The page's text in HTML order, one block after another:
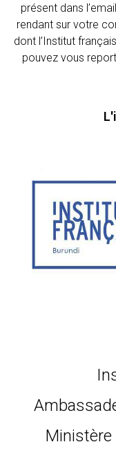
présent dans
rendant sur votre
dont l’Institut
pouvez vous